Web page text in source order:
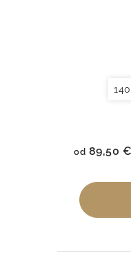
od 89,50 €